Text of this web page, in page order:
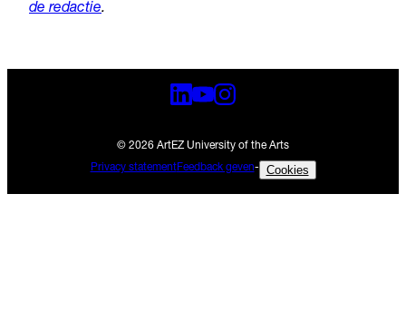
de redactie.
© 2026 ArtEZ University of the Arts
Privacy statementFeedback geven- Cookies